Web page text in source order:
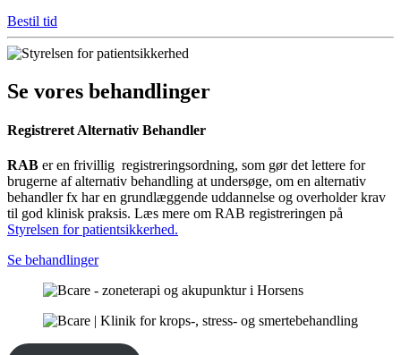
Bestil tid
Se vores behandlinger
Registreret Alternativ Behandler
RAB er en frivillig registreringsordning, som gør det lettere for
brugerne af alternativ behandling at undersøge, om en alternativ
behandler fx har en grundlæggende uddannelse og overholder krav
til god klinisk praksis. Læs mere om RAB registreringen på
Styrelsen for patientsikkerhed.
Se behandlinger